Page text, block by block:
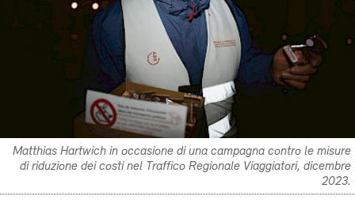
Matthias Hartwich in occasione di una campagna contro le misure
di riduzione dei costi nel Traffico Regionale Viaggiatori, dicembre
2023.